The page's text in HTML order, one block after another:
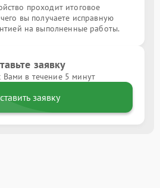
проходит итоговое
вы получаете исправную
на выполненные работы.
заявку
Вами в течение 5 минут
заявку